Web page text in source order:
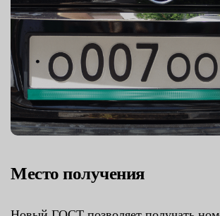
Место получения